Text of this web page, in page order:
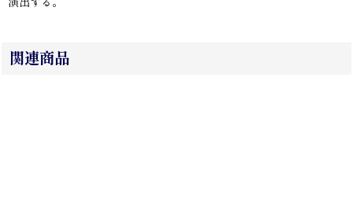
関連商品